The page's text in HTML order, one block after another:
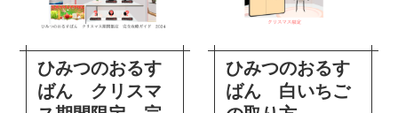
ひみつのおるす
ばん クリスマ
ひみつのおるす
ばん 白いちご